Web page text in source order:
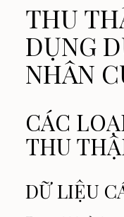
THU
DỤNG
NHÂN
CÁC
THU
DỮ LIỆU